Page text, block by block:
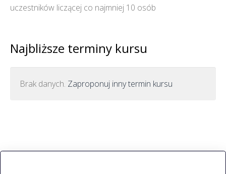
uczestników liczącej co najmniej 10 osób
Najbliższe terminy kursu
Brak danych. Zaproponuj inny termin kursu